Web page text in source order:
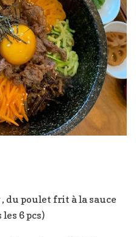
du poulet frit à la sauce
6 pcs)